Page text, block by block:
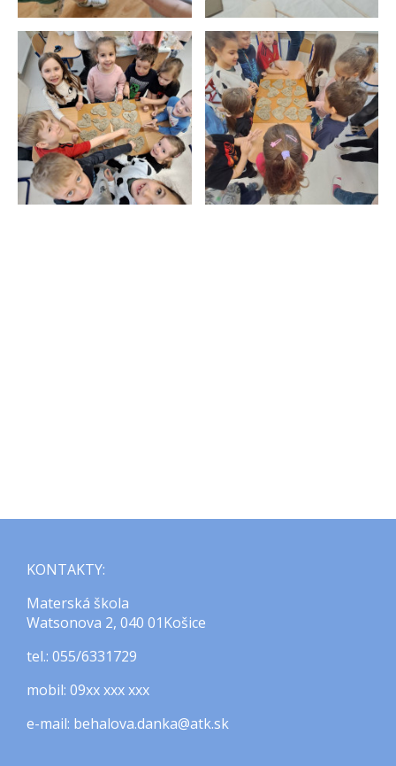
KONTAKTY:
Materská škola
Watsonova 2, 040 01Košice
tel.: 055/6331729
mobil: 09xx xxx xxx
e-mail: behalova.danka@atk.sk